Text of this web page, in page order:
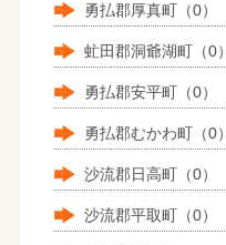
勇払郡厚真町（0）
虻田郡洞爺湖町（0）
勇払郡安平町（0）
勇払郡むかわ町（0）
沙流郡日高町（0）
沙流郡平取町（0）